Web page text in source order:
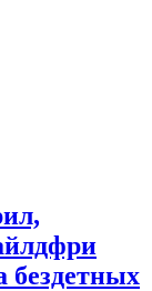
бездетных